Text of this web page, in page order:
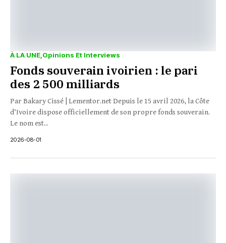
À LA UNE Opinions Et Interviews
Fonds souverain ivoirien : le pari
des 2 500 milliards
Par Bakary Cissé | Lementor.net Depuis le 15 avril 2026, la Côte
d’Ivoire dispose officiellement de son propre fonds souverain.
Le nom est...
2026-08-01